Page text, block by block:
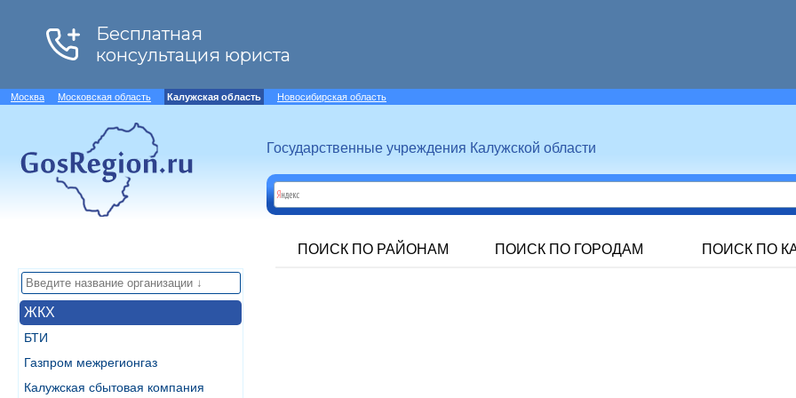
Москва Московская область Калужская область Новосибирская область
Государственные учреждения Калужской области
ПОИСК ПО РАЙОНАМ ПОИСК ПО ГОРОДАМ ПОИСК ПО
ЖКХ
БТИ
Газпром межрегионгаз
Калужская сбытовая компания